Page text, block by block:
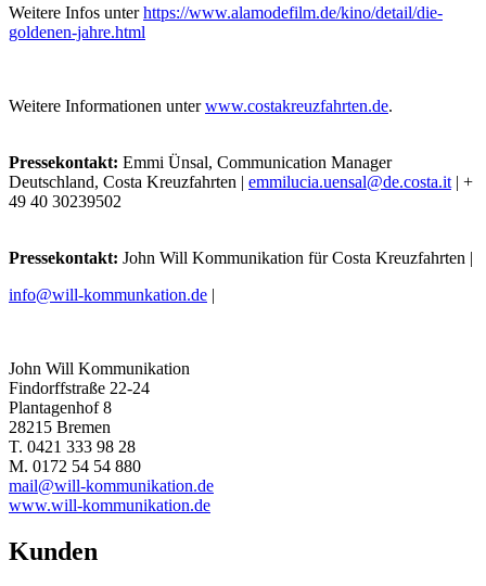
Weitere Infos unterhttps://www.alamodefilm.de/kino/detail/die-
goldenen-jahre.html
Weitere Informationen unterwww.costakreuzfahrten.de.
Pressekontakt: Emmi Ünsal, Communication Manager
Deutschland, Costa Kreuzfahrten | emmilucia.uensal@de.costa.it | +
49 40 30239502
Pressekontakt: John Will Kommunikation für Costa Kreuzfahrten |
info@will-kommunkation.de |
John Will Kommunikation
Findorffstraße 22-24
Plantagenhof 8
28215 Bremen
T. 0421 333 98 28
M. 0172 54 54 880
mail@will-kommunikation.de
www.will-kommunikation.de
Kunden